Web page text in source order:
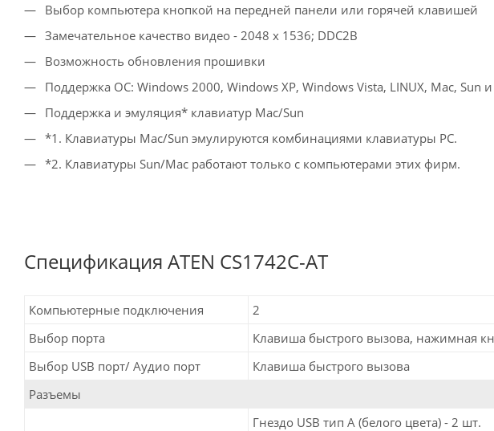
Выбор компьютера кнопкой на передней панели или горячей клавишей
Замечательное качество видео - 2048 x 1536; DDC2B
Возможность обновления прошивки
Поддержка ОС: Windows 2000, Windows XP, Windows Vista, LINUX, Mac, Sun и
Поддержка и эмуляция* клавиатур Mac/Sun
*1. Клавиатуры Mac/Sun эмулируются комбинациями клавиатуры PC.
*2. Клавиатуры Sun/Mac работают только с компьютерами этих фирм.
Спецификация ATEN CS1742C-AT
Компьютерные подключения
2
Выбор порта
Клавиша быстрого вызова, нажимная
Выбор USB порт/ Аудио порт
Клавиша быстрого вызова
Разъемы
Гнездо USB тип А (белого цвета) - 2 шт.